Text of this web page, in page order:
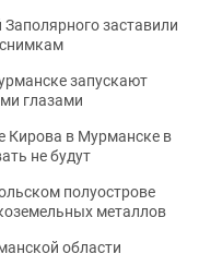
заставили
запускают
глазами
Кирова в Мурманске в
не будут
полуострове
металлов
области